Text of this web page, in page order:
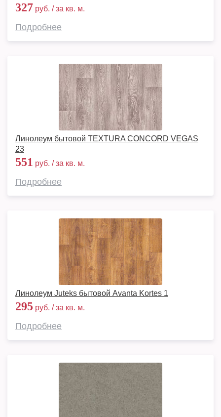
327 руб. / за кв. м.
Подробнее
Линолеум бытовой TEXTURA CONCORD VEGAS
23
551 руб. / за кв. м.
Подробнее
Линолеум Juteks бытовой Avanta Kortes 1
295 руб. / за кв. м.
Подробнее